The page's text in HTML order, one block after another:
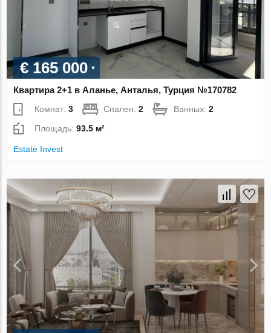
€ 165 000
Квартира 2+1 в Аланье, Анталья, Турция №170782
Комнат:3 Спален:2 Ванных:2
Площадь:93.5 м²
Estate Invest